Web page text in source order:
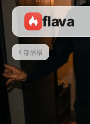
部落格
flava